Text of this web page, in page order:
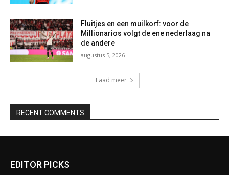
Fluitjes en een muilkorf: voor de
Millionarios volgt de ene nederlaag na
de andere
augustus 5, 2026
Laad meer
RECENT COMMENTS
EDITOR PICKS